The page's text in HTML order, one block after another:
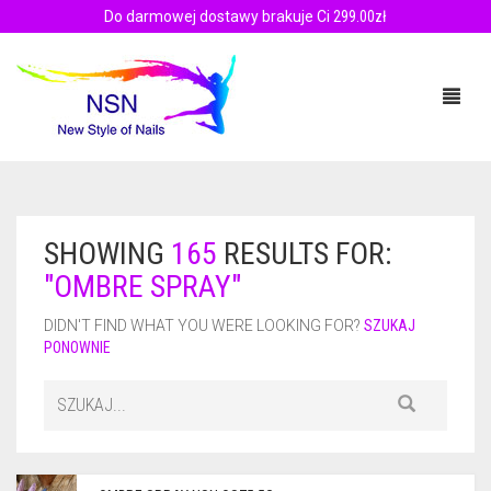
Do darmowej dostawy brakuje Ci 299.00zł
PALETA BARW
PALETA BARW – FILMY
PUDRY KOLOROWE
OMBRE SPRAY
SZKOLENIA
MANICURE TYTANOWY
AKADEMIA MANICURE TYTANOWEGO NSN
0.00ZŁ
SHOWING 165 RESULTS FOR:
"OMBRE SPRAY"
DIDN'T FIND WHAT YOU WERE LOOKING FOR? SZUKAJ
PONOWNIE